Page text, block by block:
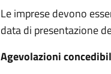
Le imprese devono
data di presentazione
Agevolazioni